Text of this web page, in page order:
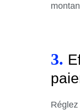
3.